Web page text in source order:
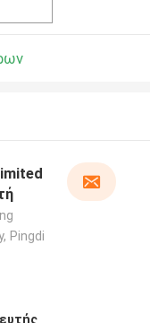
Pingdi